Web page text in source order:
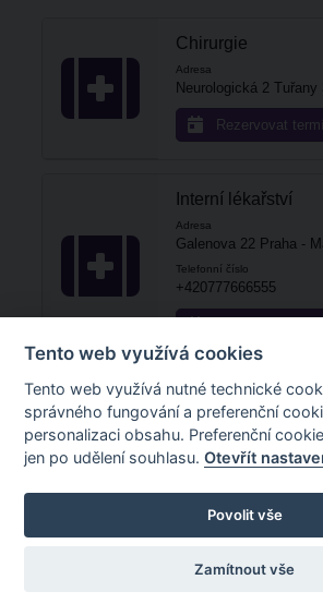
Chirurgie
Adresa
Neurologická 2 Tuřany
Rezervovat
Interní lékařství
Adresa
Galenova 22 Praha -
Telefonní číslo
+420777666555
Neurologie
Adresa
Pod Krejcárkem 20
15000
+420222222222
Tento web využívá cookies
Tento web využívá nutné technické
správného fungování a preferenční
personalizaci obsahu. Preferenční
jen po udělení souhlasu.Otevřít
Povolit vše
Zamítnout vše